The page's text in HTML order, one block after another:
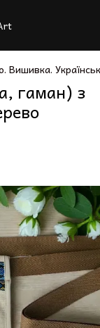
Вишивка.
гаман) з